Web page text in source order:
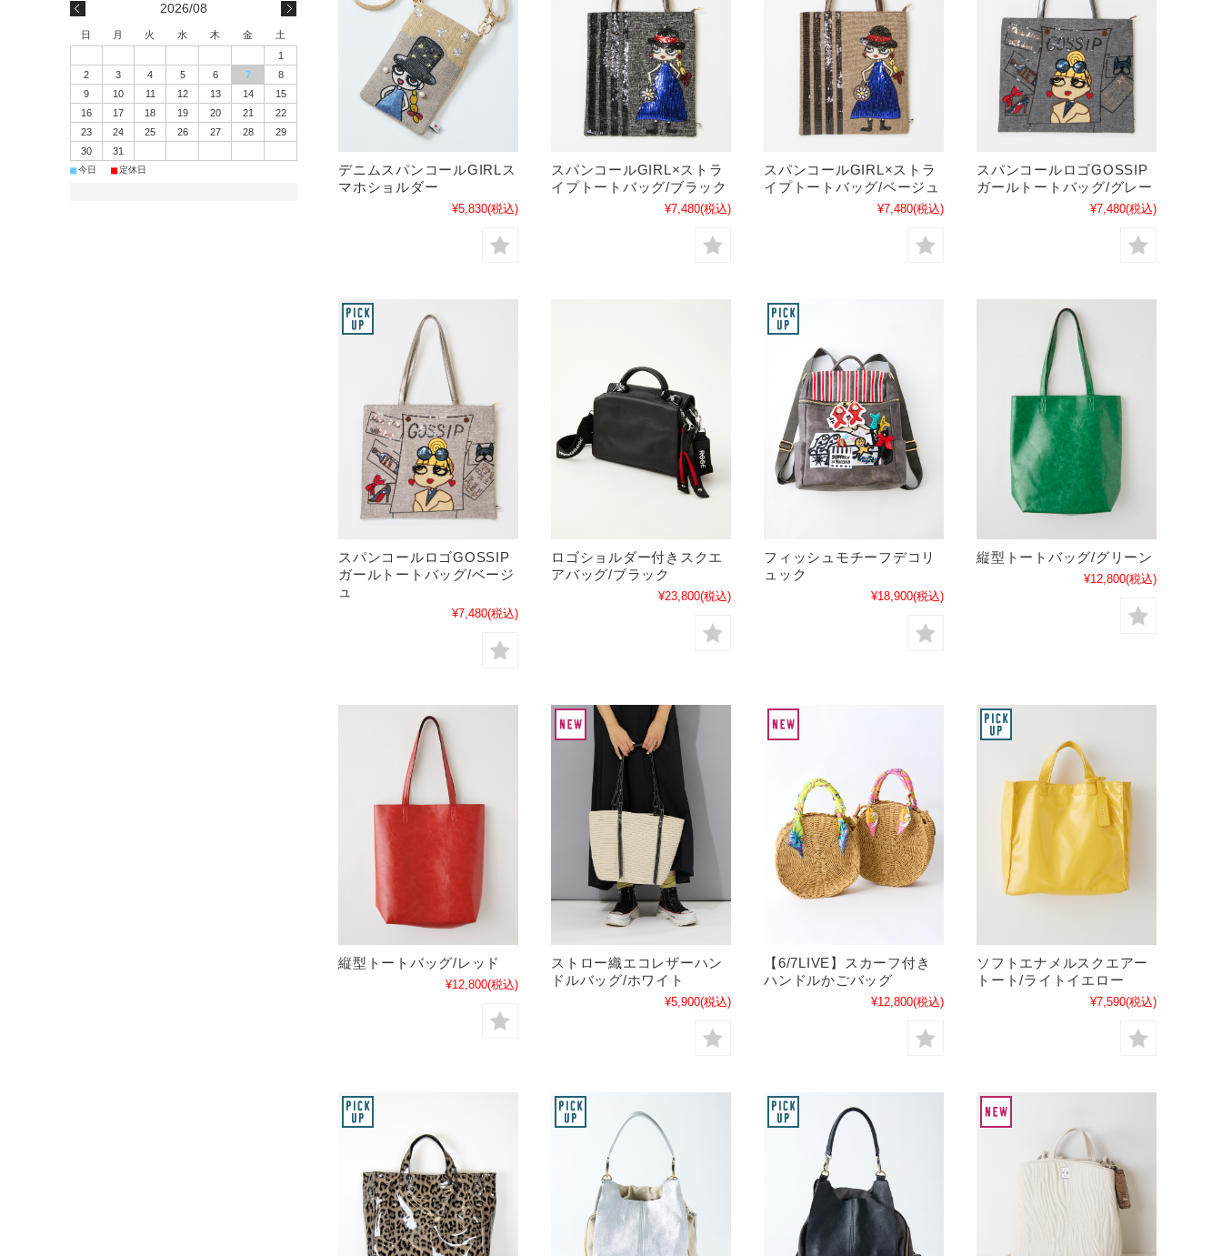
デニムスパンコールGIRLス
マホショルダー
¥5,830(税込)
スパンコールGIRL×ストラ
イプトートバッグ/ブラック
¥7,480(税込)
スパンコールGIRL×ストラ
イプトートバッグ/ベージュ
¥7,480(税込)
スパンコールロゴGOSSIP
ガールトートバッグ/グレー
¥7,480(税込)
スパンコールロゴGOSSIP
ガールトートバッグ/ベージ
ュ
¥7,480(税込)
ロゴショルダー付きスクエ
アバッグ/ブラック
¥23,800(税込)
フィッシュモチーフデコリ
ュック
¥18,900(税込)
縦型トートバッグ/グリーン
¥12,800(税込)
縦型トートバッグ/レッド
¥12,800(税込)
ストロー織エコレザーハン
ドルバッグ/ホワイト
¥5,900(税込)
【6/7LIVE】スカーフ付き
ハンドルかごバッグ
¥12,800(税込)
ソフトエナメルスクエアー
トート/ライトイエロー
¥7,590(税込)
2026/08
日 月 火 水 木 金
土
1
2
3 4 5 6 7
8
9
10 11 12 13 14
15
16
17 18 19 20 21
22
23
24 25 26 27 28
29
30
31
■今日 ■定休日